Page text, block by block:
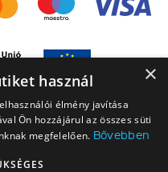
×
használ
élmény javítása
Ön hozzájárul az összes süti
megfelelően. Bővebben